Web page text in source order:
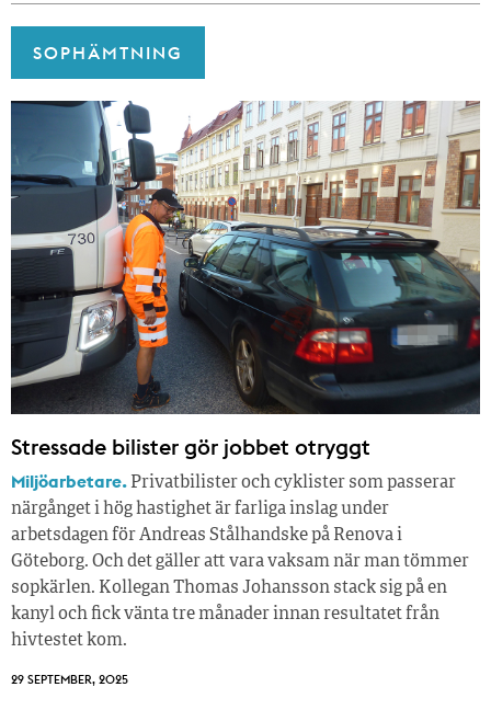
SOPHÄMTNING
Stressade bilister gör jobbet otryggt
Miljöarbetare. Privatbilister och cyklister som passerar
närgånget i hög hastighet är farliga inslag under
arbetsdagen för Andreas Stålhandske på Renova i
Göteborg. Och det gäller att vara vaksam när man tömmer
sopkärlen. Kollegan Thomas Johansson stack sig på en
kanyl och fick vänta tre månader innan resultatet från
hivtestet kom.
29 SEPTEMBER, 2025